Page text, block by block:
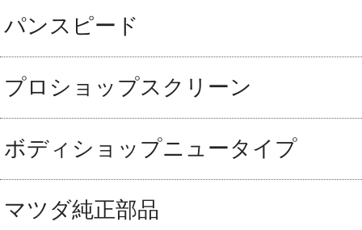
パンスピード
プロショップスクリーン
ボディショップニュータイプ
マツダ純正部品